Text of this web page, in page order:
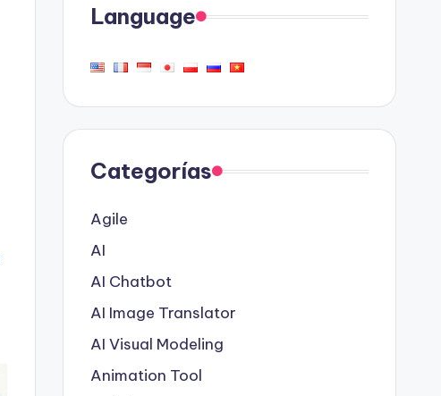
Language
Categorías
Agile
AI
AI Chatbot
AI Image Translator
AI Visual Modeling
Animation Tool